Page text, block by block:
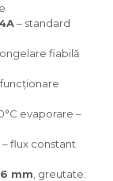
– standard
fiabilă
evaporare –
– flux constant
mm , greutate: